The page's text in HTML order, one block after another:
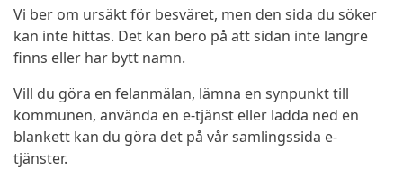
Vi ber om ursäkt för besväret, men den sida du söker
kan inte hittas. Det kan bero på att sidan inte längre
finns eller har bytt namn.
Vill du göra en felanmälan, lämna en synpunkt till
kommunen, använda en e-tjänst eller ladda ned en
blankett kan du göra det på vår samlingssida e-
tjänster.